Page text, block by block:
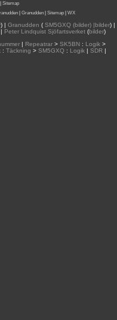
Sitemap
| Granudden| Sitemap| WX
) | Granudden (SM5GXQ (bilder) |bilder) |
Peter Lindquist Sjöfartsverket (bilder)
| Repeatrar> SK5BN: Logik>
: Täckning > SM5GXQ : Logik | SDR |